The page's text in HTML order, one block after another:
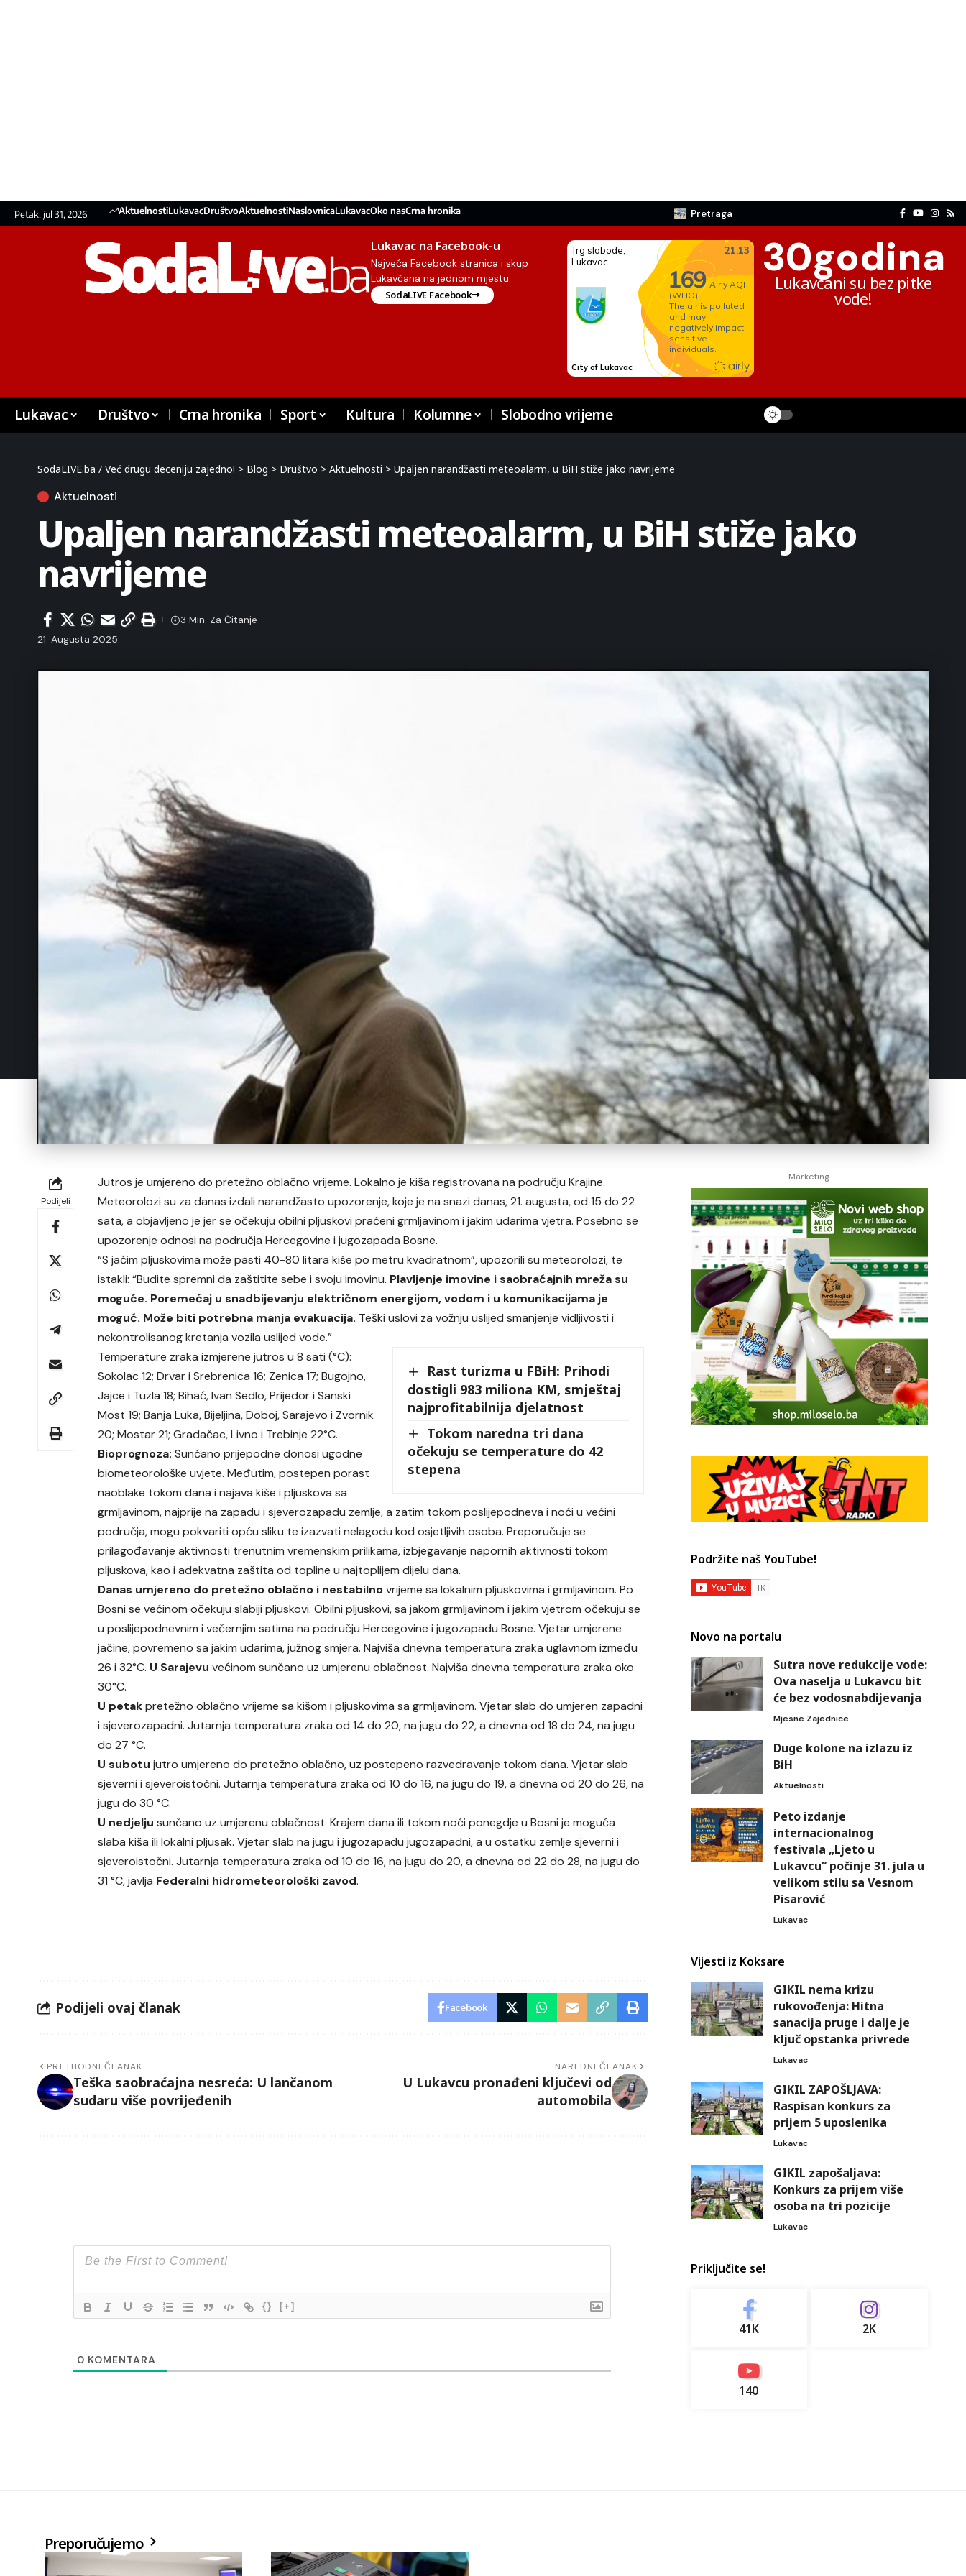
Petak, jul 31, 2026 AktuelnostiLukavacDruštvoAktuelnostiNaslovnicaLukavacOko nasCrna hronika Pretraga
Lukavac na Facebook-u
Najveća Facebook stranica i skup
Lukavčana na jednom mjestu.
SodaLIVE Facebook
30godina
Lukavčani su bez pitke
vode!
Lukavac Društvo Crna hronika Sport Kultura Kolumne Slobodno vrijeme
SodaLIVE.ba / Već drugu deceniju zajedno! > Blog > Društvo > Aktuelnosti > Upaljen narandžasti meteoalarm, u BiH stiže jako navrijeme
Aktuelnosti
Upaljen narandžasti meteoalarm, u BiH stiže jako
navrijeme
21. Augusta 2025.
3 Min. Za Čitanje
Podijeli
Jutros je umjereno do pretežno oblačno vrijeme. Lokalno je kiša registrovana na području Krajine.
Meteorolozi su za danas izdali narandžasto upozorenje, koje je na snazi danas, 21. augusta, od 15 do 22
sata, a objavljeno je jer se očekuju obilni pljuskovi praćeni grmljavinom i jakim udarima vjetra. Posebno se
upozorenje odnosi na područja Hercegovine i jugozapada Bosne.
“S jačim pljuskovima može pasti 40-80 litara kiše po metru kvadratnom”, upozorili su meteorolozi, te
istakli: “Budite spremni da zaštitite sebe i svoju imovinu. Plavljenje imovine i saobraćajnih mreža su
moguće. Poremećaj u snadbijevanju električnom energijom, vodom i u komunikacijama je
moguć. Može biti potrebna manja evakuacija. Teški uslovi za vožnju uslijed smanjenje vidljivosti i
nekontrolisanog kretanja vozila uslijed vode.”
Rast turizma u FBiH: Prihodi
dostigli 983 miliona KM, smještaj
najprofitabilnija djelatnost
Tokom naredna tri dana
očekuju se temperature do 42
stepena
Temperature zraka izmjerene jutros u 8 sati (°C):
Sokolac 12; Drvar i Srebrenica 16; Zenica 17; Bugojno,
Jajce i Tuzla 18; Bihać, Ivan Sedlo, Prijedor i Sanski
Most 19; Banja Luka, Bijeljina, Doboj, Sarajevo i Zvornik
20; Mostar 21; Gradačac, Livno i Trebinje 22°C.
Bioprognoza: Sunčano prijepodne donosi ugodne
biometeorološke uvjete. Međutim, postepen porast
naoblake tokom dana i najava kiše i pljuskova sa
grmljavinom, najprije na zapadu i sjeverozapadu zemlje, a zatim tokom poslijepodneva i noći u većini
područja, mogu pokvariti opću sliku te izazvati nelagodu kod osjetljivih osoba. Preporučuje se
prilagođavanje aktivnosti trenutnim vremenskim prilikama, izbjegavanje napornih aktivnosti tokom
pljuskova, kao i adekvatna zaštita od topline u najtoplijem dijelu dana.
Danas umjereno do pretežno oblačno i nestabilnovrijeme sa lokalnim pljuskovima i grmljavinom. Po
Bosni se većinom očekuju slabiji pljuskovi. Obilni pljuskovi, sa jakom grmljavinom i jakim vjetrom očekuju se
u poslijepodnevnim i večernjim satima na području Hercegovine i jugozapadu Bosne. Vjetar umjerene
jačine, povremeno sa jakim udarima, južnog smjera. Najviša dnevna temperatura zraka uglavnom između
26 i 32°C. U Sarajevu većinom sunčano uz umjerenu oblačnost. Najviša dnevna temperatura zraka oko
30°C.
U petakpretežno oblačno vrijeme sa kišom i pljuskovima sa grmljavinom. Vjetar slab do umjeren zapadni
i sjeverozapadni. Jutarnja temperatura zraka od 14 do 20, na jugu do 22, a dnevna od 18 do 24, na jugu
do 27 °C.
U subotu jutro umjereno do pretežno oblačno, uz postepeno razvedravanje tokom dana. Vjetar slab
sjeverni i sjeveroistočni. Jutarnja temperatura zraka od 10 do 16, na jugu do 19, a dnevna od 20 do 26, na
jugu do 30 °C.
U nedjelju sunčano uz umjerenu oblačnost. Krajem dana ili tokom noći ponegdje u Bosni je moguća
slaba kiša ili lokalni pljusak. Vjetar slab na jugu i jugozapadu jugozapadni, a u ostatku zemlje sjeverni i
sjeveroistočni. Jutarnja temperatura zraka od 10 do 16, na jugu do 20, a dnevna od 22 do 28, na jugu do
31 °C, javlja Federalni hidrometeorološki zavod.
Podijeli ovaj članak Facebook
PRETHODNI ČLANAK
Teška saobraćajna nesreća: U lančanom
sudaru više povrijeđenih
NAREDNI ČLANAK
U Lukavcu pronađeni ključevi od
automobila
{} [+]
0 KOMENTARA
- Marketing -
Podržite naš YouTube!
Novo na portalu
Sutra nove redukcije vode:
Ova naselja u Lukavcu bit
će bez vodosnabdijevanja
Mjesne Zajednice
Duge kolone na izlazu iz
BiH
Aktuelnosti
Peto izdanje
internacionalnog
festivala „Ljeto u
Lukavcu“ počinje 31. jula u
velikom stilu sa Vesnom
Pisarović
Lukavac
Vijesti iz Koksare
GIKIL nema krizu
rukovođenja: Hitna
sanacija pruge i dalje je
ključ opstanka privrede
Lukavac
GIKIL ZAPOŠLJAVA:
Raspisan konkurs za
prijem 5 uposlenika
Lukavac
GIKIL zapošaljava:
Konkurs za prijem više
osoba na tri pozicije
Lukavac
Priključite se!
41K 2K
140
Preporučujemo